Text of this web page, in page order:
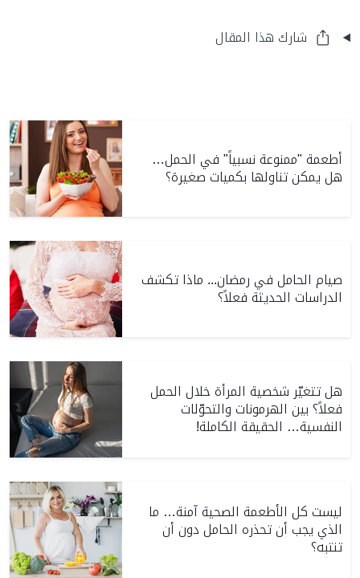
شارك هذا المقال
أطعمة "ممنوعة نسبياً" في الحمل…
هل يمكن تناولها بكميات صغيرة؟
صيام الحامل في رمضان... ماذا تكشف
الدراسات الحديثة فعلاً؟
هل تتغيّر شخصية المرأة خلال الحمل
فعلاً؟ بين الهرمونات والتحوّلات
النفسية… الحقيقة الكاملة!
ليست كل الأطعمة الصحية آمنة… ما
الذي يجب أن تحذره الحامل دون أن
تنتبه؟